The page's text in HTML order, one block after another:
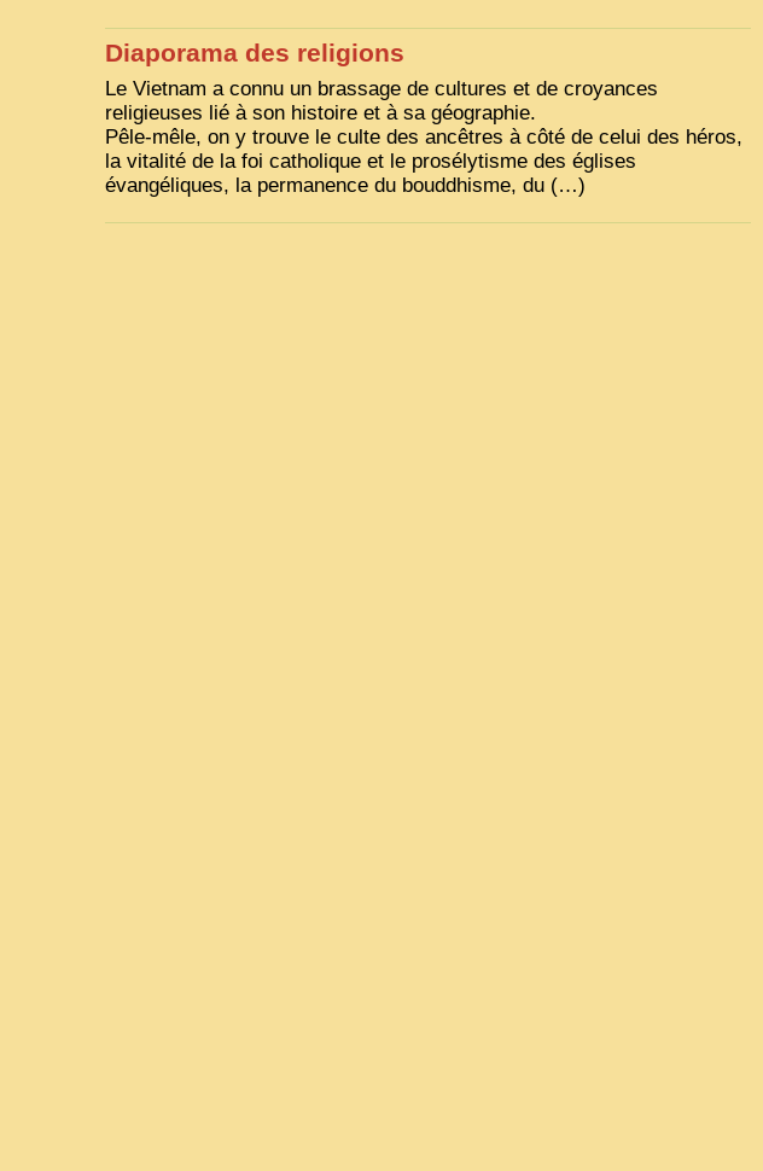
Diaporama des religions
Le Vietnam a connu un brassage de cultures et de croyances
religieuses lié à son histoire et à sa géographie.
Pêle-mêle, on y trouve le culte des ancêtres à côté de celui des héros,
la vitalité de la foi catholique et le prosélytisme des églises
évangéliques, la permanence du bouddhisme, du (…)